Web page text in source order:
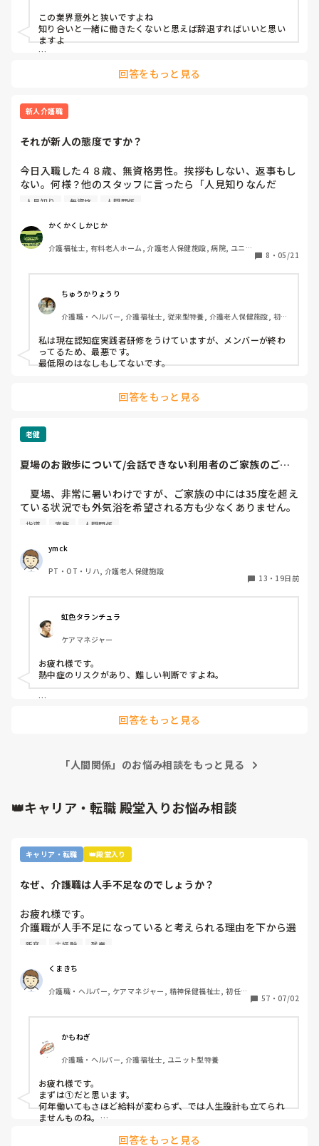
特養以外経験がなく、他施設に不安がある。良い話をいただ
いたが悩んでます。また、その施設に元同僚もいてあまり良
い印象がないので・・・。
他にも、その施設の介護主任(現施設でお手伝いしたことが
皆さんの意見をお聞かせください。
この業界意外と狭いですよね
知り合いと一緒に働きたくないと思えば辞退すればいいと思い
ますよ
ユニット系ですと苦手な利用者がいると、変わってくれる職員
んいるうちの1人の利用者になるので存在が薄れます
回答をもっと見る
新人介護職
それが新人の態度ですか？
今日入職した４８歳、無資格男性。挨拶もしない、返事もし
ない。何様？他のスタッフに言ったら「人見知りなんだ
よ」、、、、はい？？？今日入職したんですよね？態度は御
人見知り 無資格 人間関係
かくかくしかじか
介護福祉士, 有料老人ホーム, 介護老人保健施設, 病院, ユニッ
8 ・ 05/21
ちゅうかりょうり
介護職・ヘルパー, 介護福祉士, 従来型特養, 介護老人保健施設, 初任
私は現在認知症実践者研修をうけていますが、メンバーが終わ
ってるため、最悪です。
最低限のはなしもしてないです。
回答をもっと見る
老健
夏場のお散歩について/会話できない利用者のご家族のご希
夏場、非常に暑いわけですが、ご家族の中には35度を超え
ている状況でも外気浴を希望される方も少なくありません。
ご本人のご希望があるならば、まだ検討もさせていただける
ご要望だけでOKを出すかどうかは迷うことが多いです。
行政からは30度を超える日は屋外での活動は控えるように
指導されています。施設としても、身体的なご負担も含め総
しかし、その旨をお伝えしても「大丈夫だから」と強い態度
で押し切られることも少なくありません。
夏場、猛暑日のご家族対応の散歩について、皆さんの施設
ではどうされていますか？
指導 家族 人間関係
ymck
PT・OT・リハ, 介護老人保健施設
13 ・ 19日前
虹色タランチュラ
ケアマネジャー
お疲れ様です。
熱中症のリスクがあり、難しい判断ですよね。
る　保冷剤クビに巻く　などの対応して、ルールの範囲内で行
回答をもっと見る
「人間関係」のお悩み相談をもっと見る
👑キャリア・転職 殿堂入りお悩み相談
キャリア・転職 👑殿堂入り
なぜ、介護職は人手不足なのでしょうか？
お疲れ様です。
介護職が人手不足になっていると考えられる理由を下から選
んで下さい
②利用者に叩かれるなど危険があるから。
③他業種に転職できるスキルがつかなさそうだから。
④職場の立地が悪いところが多いから。
⑥施設を作りすぎているから。
⑦時間外労働が多いから。
⑧介護の業界人が綺麗事しか言わないから。
⑨人がいないのに新卒を優遇するから。
⑩未経験可の求人しかないから。
11マネジメント層がまともでないから。
12その他
新卒 未経験 残業
くまきち
介護職・ヘルパー, ケアマネジャー, 精神保健福祉士, 初任者
57 ・ 07/02
かもねぎ
介護職・ヘルパー, 介護福祉士, ユニット型特養
お疲れ様です。
まずは①だと思います。
何年働いてもさほど給料が変わらず、では人生設計も立てられ
ませんものね。
回答をもっと見る